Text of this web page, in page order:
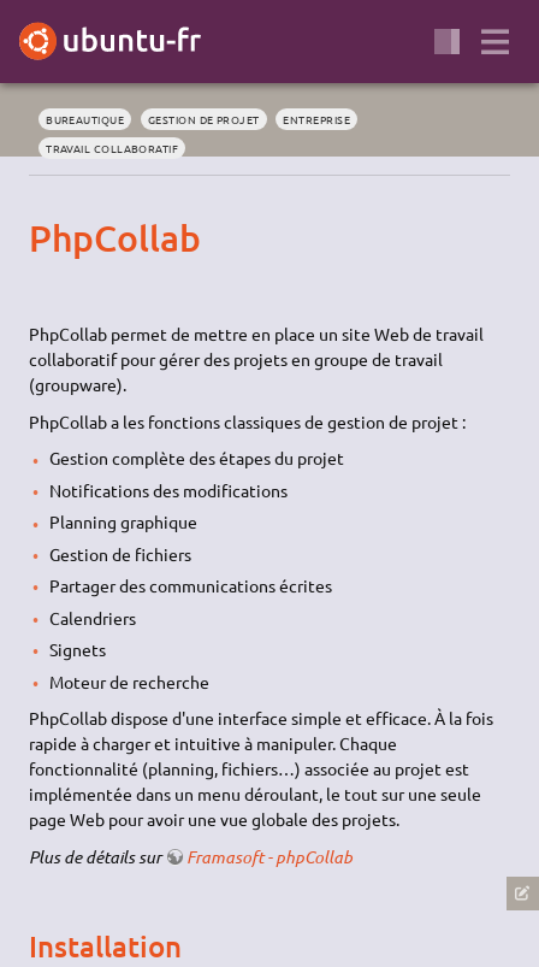
BUREAUTIQUE GESTION DE PROJET
ENTREPRISE
TRAVAIL COLLABORATIF
PhpCollab
PhpCollab permet de mettre en place un site Web de travail
collaboratif pour gérer des projets en groupe de travail
(groupware).
PhpCollab a les fonctions classiques de gestion de projet :
Gestion complète des étapes du projet
Notifications des modifications
Planning graphique
Gestion de fichiers
Partager des communications écrites
Calendriers
Signets
Moteur de recherche
PhpCollab dispose d'une interface simple et efficace. À la fois
rapide à charger et intuitive à manipuler. Chaque
fonctionnalité (planning, fichiers…) associée au projet est
implémentée dans un menu déroulant, le tout sur une seule
page Web pour avoir une vue globale des projets.
Plus de détails sur Framasoft - phpCollab
Installation